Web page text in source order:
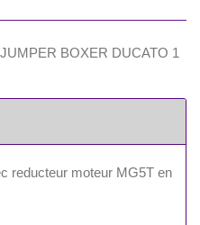
JUMPER BOXER DUCATO 1
reducteur moteur MG5T en